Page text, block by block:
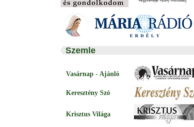
Szemle
Vasárnap - Ajánló
Keresztény Szó
Krisztus Világa